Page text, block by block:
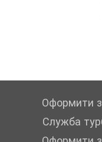
Оформити
Служба